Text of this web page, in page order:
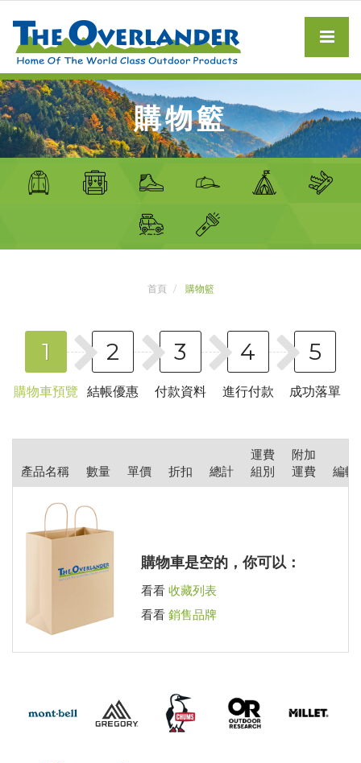
購物籃
首頁 購物籃
1
購物車預覽
2
結帳優惠
3
付款資料
4
進行付款
5
成功落單
產品名稱 數量 單價 折扣 總計
運費
組別
附加
運費
編輯
購物車是空的，你可以：
看看 收藏列表
看看 銷售品牌